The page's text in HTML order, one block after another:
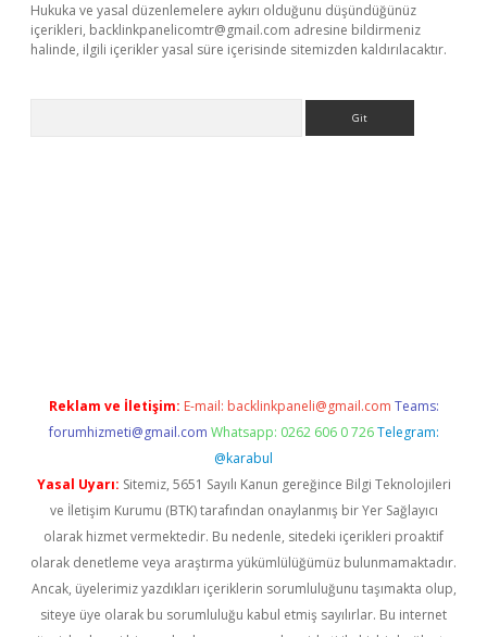
Hukuka ve yasal düzenlemelere aykırı olduğunu düşündüğünüz
içerikleri, backlinkpanelicomtr@gmail.com adresine bildirmeniz
halinde, ilgili içerikler yasal süre içerisinde sitemizden kaldırılacaktır.
Reklam ve İletişim: E-mail: backlinkpaneli@gmail.com Teams:
forumhizmeti@gmail.com Whatsapp: 0262 606 0 726 Telegram:
@karabul
Yasal Uyarı: Sitemiz, 5651 Sayılı Kanun gereğince Bilgi Teknolojileri
ve İletişim Kurumu (BTK) tarafından onaylanmış bir Yer Sağlayıcı
olarak hizmet vermektedir. Bu nedenle, sitedeki içerikleri proaktif
olarak denetleme veya araştırma yükümlülüğümüz bulunmamaktadır.
Ancak, üyelerimiz yazdıkları içeriklerin sorumluluğunu taşımakta olup,
siteye üye olarak bu sorumluluğu kabul etmiş sayılırlar. Bu internet